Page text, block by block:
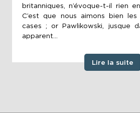
britanniques, n’évoque-t-il rien
C’est que nous aimons bien
cases ; or Pawlikowski, jusque
apparent...
Lire la suite